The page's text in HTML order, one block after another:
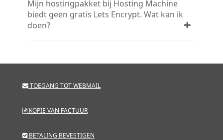
Mijn hostingpakket bij Hosting Machine
biedt geen gratis Lets Encrypt. Wat kan ik
doen?
TOEGANG TOT WEBMAIL
KOPIE VAN FACTUUR
BETALING BEVESTIGEN